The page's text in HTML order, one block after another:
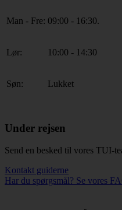
Man - Fre: 09:00 - 16:30.
Lør: 10:00 - 14:30
Søn: Lukket
Under rejsen
Send en besked til vores TUI-
Kontakt guiderne
Har du spørgsmål? Se vores